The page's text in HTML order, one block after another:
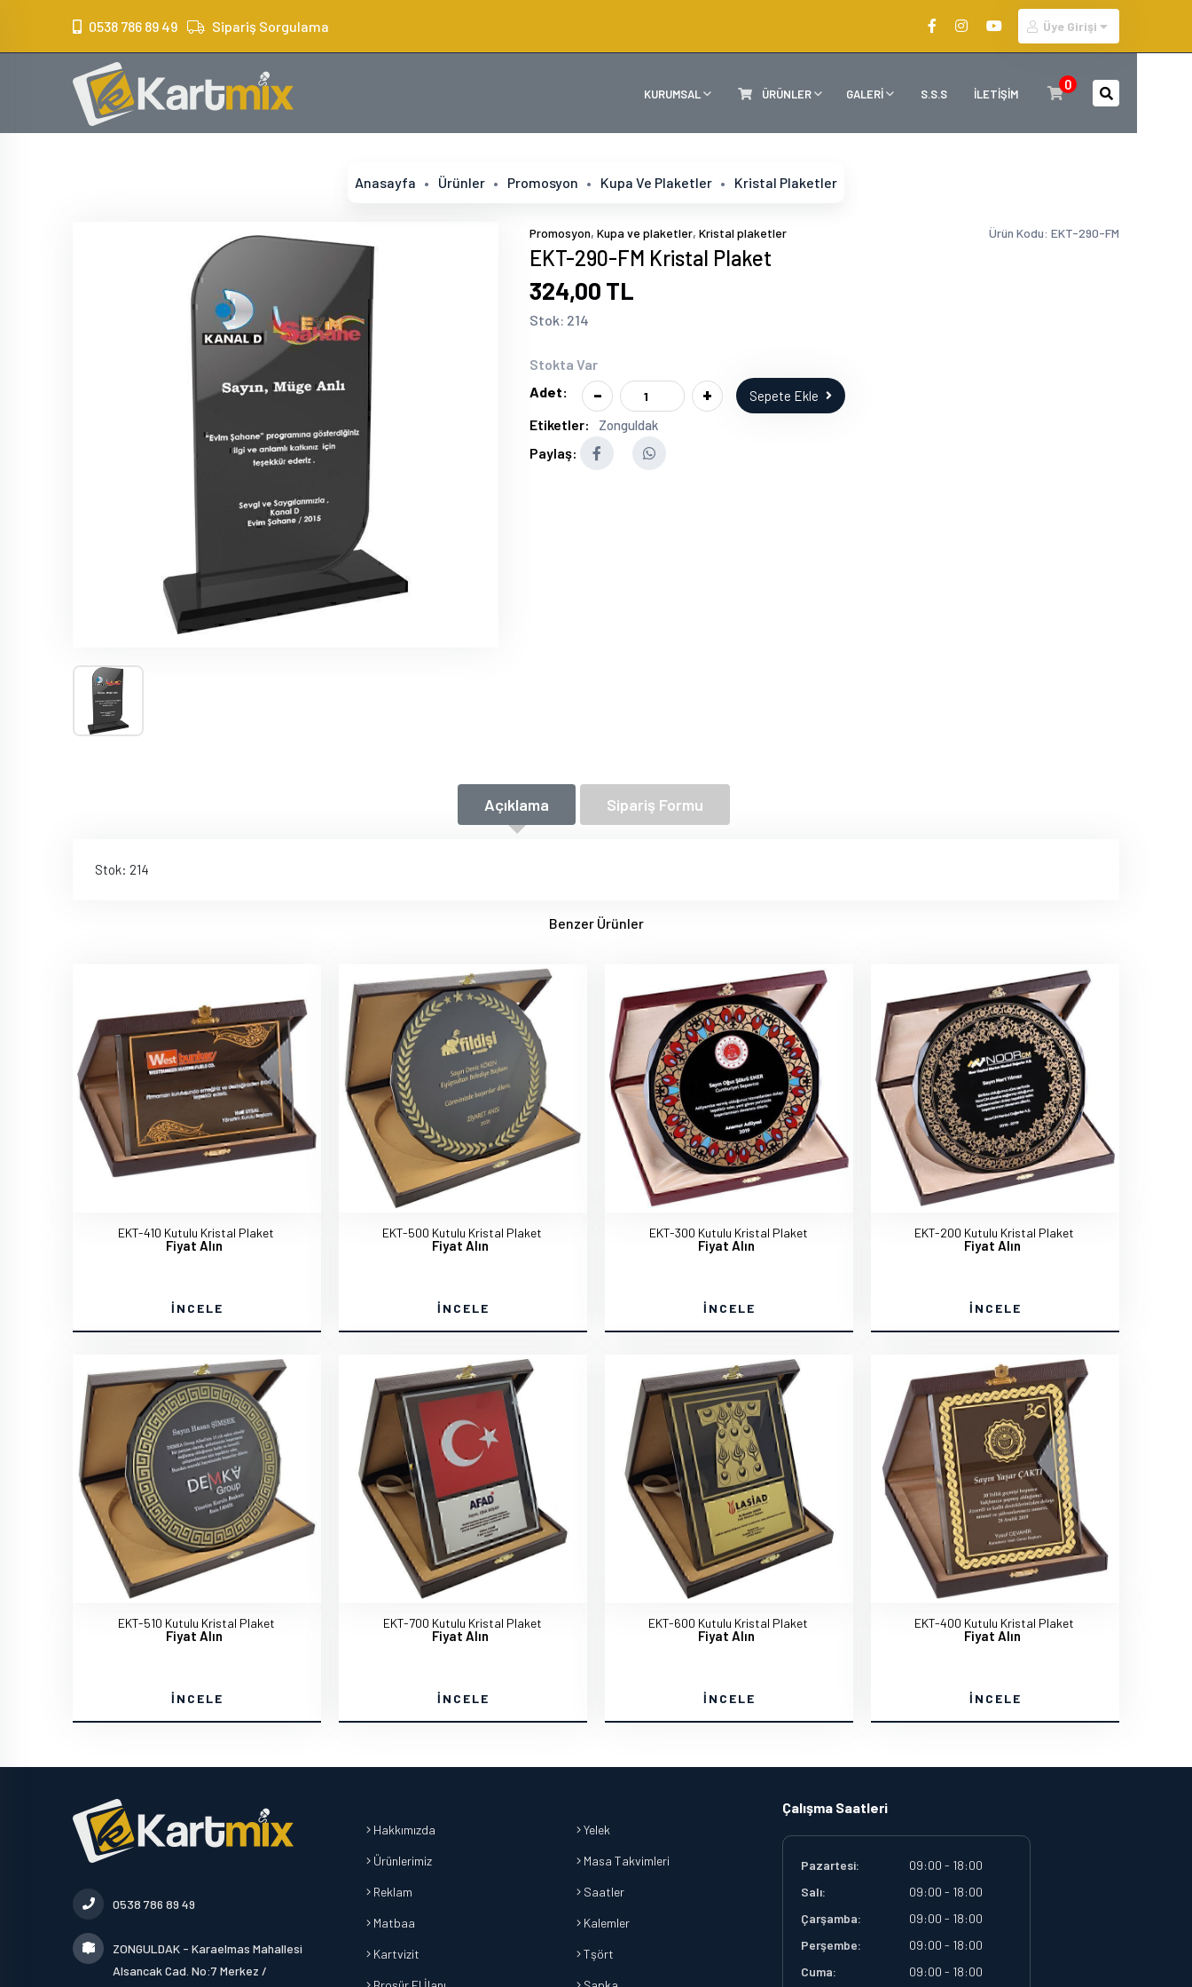
0538 786 89 49 Sipariş Sorgulama Üye Girişi
KURUMSAL ÜRÜNLER GALERİ S.S.S İLETİŞİM
0
Anasayfa Ürünler Promosyon Kupa Ve Plaketler Kristal Plaketler
Promosyon, Kupa ve plaketler, Kristal plaketler Ürün Kodu: EKT-290-FM
EKT-290-FM Kristal Plaket
324,00 TL
Stok: 214
Stokta Var
Adet:
- + Sepete Ekle
Etiketler: Zonguldak
Paylaş:
Açıklama Sipariş Formu
Stok: 214
Benzer Ürünler
EKT-410 Kutulu Kristal Plaket
Fiyat Alın
İNCELE
EKT-500 Kutulu Kristal Plaket
Fiyat Alın
İNCELE
EKT-300 Kutulu Kristal Plaket
Fiyat Alın
İNCELE
EKT-200 Kutulu Kristal Plaket
Fiyat Alın
İNCELE
EKT-510 Kutulu Kristal Plaket
Fiyat Alın
İNCELE
EKT-700 Kutulu Kristal Plaket
Fiyat Alın
İNCELE
EKT-600 Kutulu Kristal Plaket
Fiyat Alın
İNCELE
EKT-400 Kutulu Kristal Plaket
Fiyat Alın
İNCELE
0538 786 89 49
ZONGULDAK - Karaelmas Mahallesi
Alsancak Cad. No:7 Merkez /
Hakkımızda
Ürünlerimiz
Reklam
Matbaa
Kartvizit
Yelek
Masa Takvimleri
Saatler
Kalemler
Tşört
Çalışma Saatleri
Pazartesi:
09:00 - 18:00
Salı:
09:00 - 18:00
Çarşamba:
09:00 - 18:00
Perşembe:
09:00 - 18:00
Cuma:
09:00 - 18:00